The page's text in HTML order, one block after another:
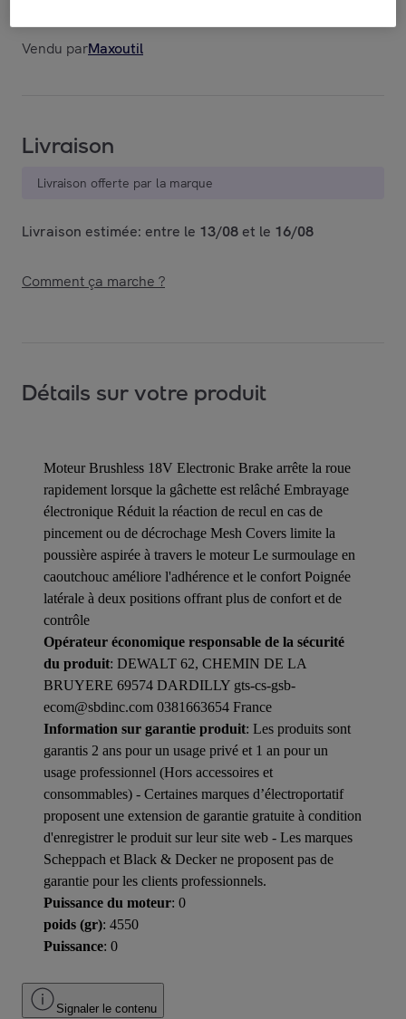
Vendu parMaxoutil
Livraison
Livraison offerte par la marque
Livraison estimée: entre le 13/08 et le 16/08
Comment ça marche ?
Détails sur votre produit
Moteur Brushless 18V Electronic Brake arrête la roue
rapidement lorsque la gâchette est relâché Embrayage
électronique Réduit la réaction de recul en cas de
pincement ou de décrochage Mesh Covers limite la
poussière aspirée à travers le moteur Le surmoulage en
caoutchouc améliore l'adhérence et le confort Poignée
latérale à deux positions offrant plus de confort et de
contrôle
Opérateur économique responsable de la sécurité
du produit: DEWALT 62, CHEMIN DE LA
BRUYERE 69574 DARDILLY gts-cs-gsb-
ecom@sbdinc.com 0381663654 France
Information sur garantie produit: Les produits sont
garantis 2 ans pour un usage privé et 1 an pour un
usage professionnel (Hors accessoires et
consommables) - Certaines marques d’électroportatif
proposent une extension de garantie gratuite à condition
d'enregistrer le produit sur leur site web - Les marques
Scheppach et Black & Decker ne proposent pas de
garantie pour les clients professionnels.
Puissance du moteur: 0
poids (gr): 4550
Puissance: 0
Signaler le contenu